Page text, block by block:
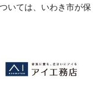
いては、いわき市が保